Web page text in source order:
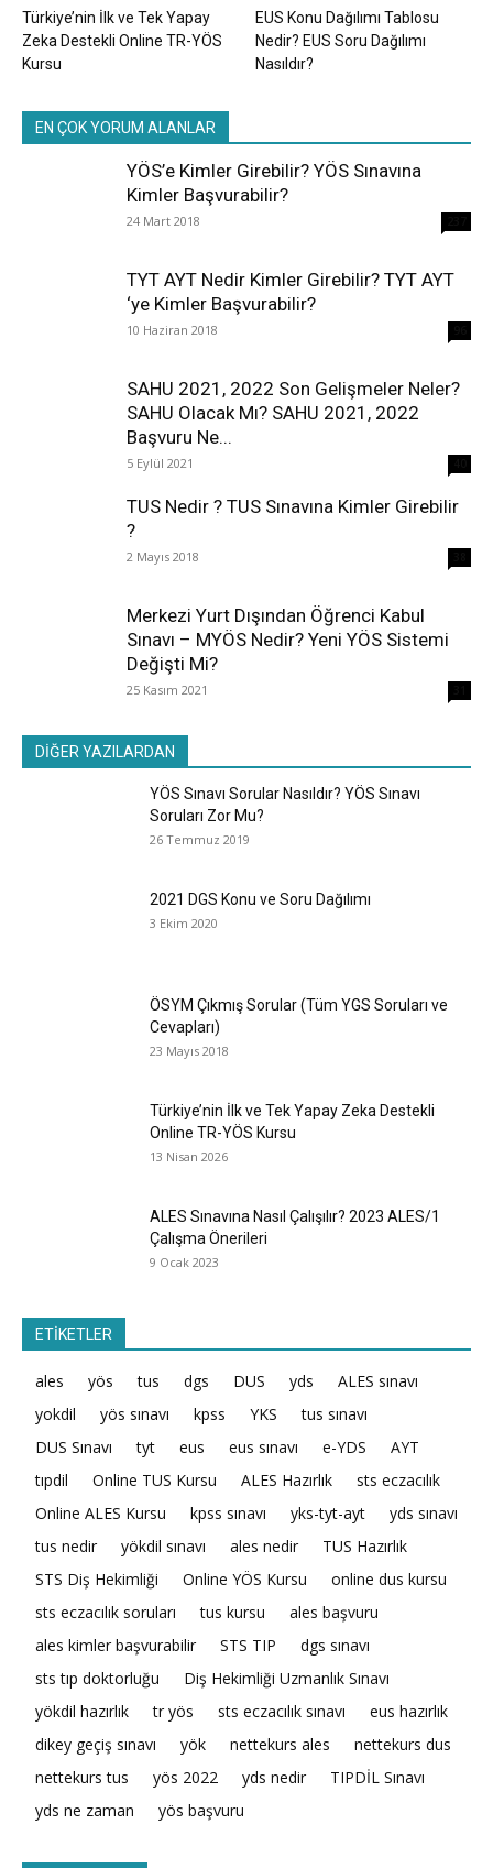
Türkiye’nin İlk ve Tek Yapay
Zeka Destekli Online TR-YÖS
Kursu
EUS Konu Dağılımı Tablosu
Nedir? EUS Soru Dağılımı
Nasıldır?
EN ÇOK YORUM ALANLAR
YÖS’e Kimler Girebilir? YÖS Sınavına
Kimler Başvurabilir?
24 Mart 2018
TYT AYT Nedir Kimler Girebilir? TYT AYT
‘ye Kimler Başvurabilir?
10 Haziran 2018
SAHU 2021, 2022 Son Gelişmeler Neler?
SAHU Olacak Mı? SAHU 2021, 2022
Başvuru Ne...
5 Eylül 2021
TUS Nedir ? TUS Sınavına Kimler Girebilir
?
2 Mayıs 2018
Merkezi Yurt Dışından Öğrenci Kabul
Sınavı – MYÖS Nedir? Yeni YÖS Sistemi
Değişti Mi?
25 Kasım 2021
DİĞER YAZILARDAN
YÖS Sınavı Sorular Nasıldır? YÖS Sınavı
Soruları Zor Mu?
26 Temmuz 2019
2021 DGS Konu ve Soru Dağılımı
3 Ekim 2020
ÖSYM Çıkmış Sorular (Tüm YGS Soruları ve
Cevapları)
23 Mayıs 2018
Türkiye’nin İlk ve Tek Yapay Zeka Destekli
Online TR-YÖS Kursu
13 Nisan 2026
ALES Sınavına Nasıl Çalışılır? 2023 ALES/1
Çalışma Önerileri
9 Ocak 2023
ETİKETLER
ales yös tus dgs DUS yds
ALES sınavı
yokdil
yös sınavı kpss YKS
tus sınavı
DUS Sınavı
tyt eus eus sınavı e-YDS
AYT
tıpdil
Online TUS Kursu ALES Hazırlık
sts eczacılık
Online ALES Kursu
kpss sınavı yks-tyt-ayt
yds sınavı
tus nedir
yökdil sınavı ales nedir
TUS Hazırlık
STS Diş Hekimliği
Online YÖS Kursu
online dus kursu
sts eczacılık soruları
tus kursu
ales başvuru
ales kimler başvurabilir
STS TIP
dgs sınavı
sts tıp doktorluğu
Diş Hekimliği Uzmanlık Sınavı
yökdil hazırlık
tr yös sts eczacılık sınavı
eus hazırlık
dikey geçiş sınavı
yök nettekurs ales
nettekurs dus
nettekurs tus
yös 2022 yds nedir
TIPDİL Sınavı
yds ne zaman
yös başvuru